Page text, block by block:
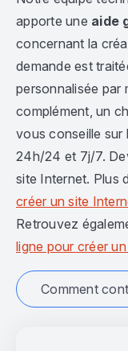
apporte une aide
concernant la
demande est
personnalisée par
complément, un
vous conseille sur
24h/24 et 7j/7.
site Internet. Plus
créer un site
Retrouvez
ligne pour créer
Comment